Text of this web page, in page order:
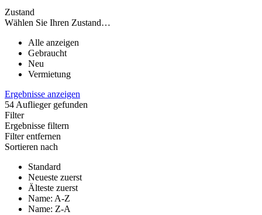
Zustand
Wählen Sie Ihren Zustand…
Alle anzeigen
Gebraucht
Neu
Vermietung
Ergebnisse anzeigen
54 Auflieger gefunden
Filter
Ergebnisse filtern
Filter entfernen
Sortieren nach
Standard
Neueste zuerst
Älteste zuerst
Name: A-Z
Name: Z-A